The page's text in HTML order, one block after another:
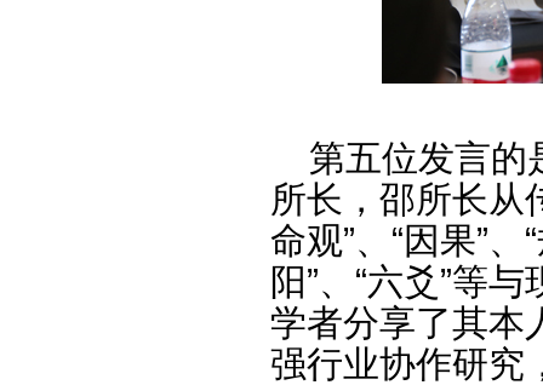
第五位发言的
所长，邵所长从
命观”、“因果”、
阳”、“六爻”等
学者分享了其本
强行业协作研究